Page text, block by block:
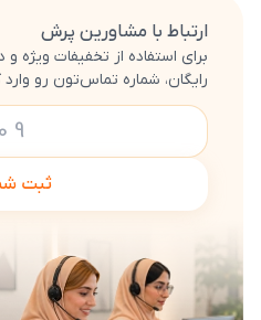
ارتباط با مشاورین پرش
برای استفاده از تخفیفات ویژه
رایگان، شماره تماس‌تون رو
ثبت